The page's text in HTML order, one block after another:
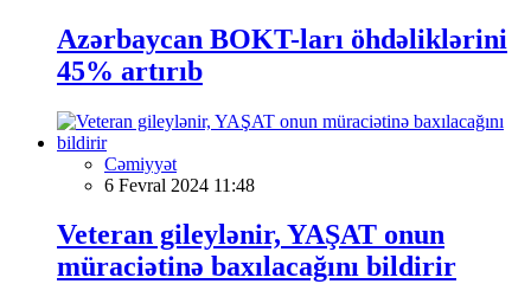
Azərbaycan BOKT-ları öhdəliklərini
45% artırıb
Cəmiyyət
6 Fevral 2024 11:48
Veteran gileylənir, YAŞAT onun
müraciətinə baxılacağını bildirir